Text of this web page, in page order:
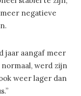
negatieve
jaar aangaf meer
werd zijn
weer lager dan